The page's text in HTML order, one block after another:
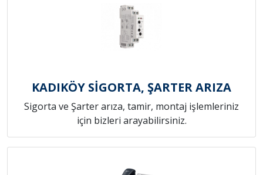
KADIKÖY SİGORTA, ŞARTER ARIZA
Sigorta ve Şarter arıza, tamir, montaj işlemleriniz
için bizleri arayabilirsiniz.